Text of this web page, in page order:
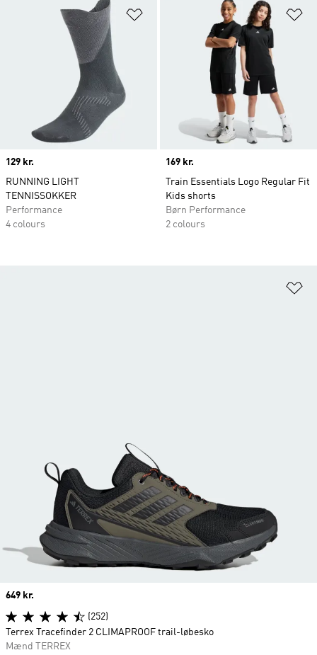
Føj til ønskeliste
Price
129 kr.
RUNNING LIGHT
TENNISSOKKER
Performance
4 colours
Price
169 kr.
Train Essentials Logo Regular Fit
Kids shorts
Børn Performance
2 colours
Price
649 kr.
(252)
Terrex Tracefinder 2 CLIMAPROOF trail-løbesko
Mænd TERREX